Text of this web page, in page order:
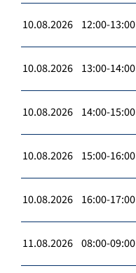
10.08.2026 12:00-13:00
10.08.2026 13:00-14:00
10.08.2026 14:00-15:00
10.08.2026 15:00-16:00
10.08.2026 16:00-17:00
11.08.2026 08:00-09:00